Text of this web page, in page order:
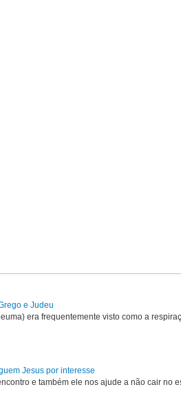
e Judeu
era frequentemente visto como a
Jesus por interesse
e também ele nos ajude a não cair no